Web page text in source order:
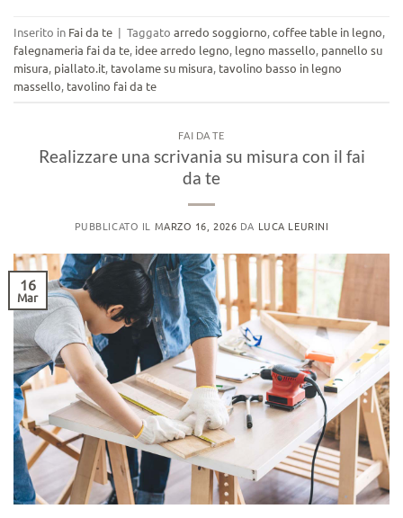
Inserito in Fai da te | Taggato arredo soggiorno,coffee table in legno,
falegnameria fai da te, idee arredo legno, legno massello, pannello su
misura, piallato.it, tavolame su misura, tavolino basso in legno
massello, tavolino fai da te
FAI DA TE
Realizzare una scrivania su misura con il fai
da te
PUBBLICATO IL MARZO 16, 2026 DA LUCA LEURINI
16
Mar